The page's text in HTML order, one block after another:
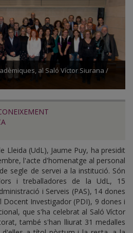
al Saló Víctor Siurana /
Lleida (UdL), Jaume Puy, ha presidit
l'acte d'homenatge al personal
segle de servei a la institució. Són
i treballadores de la UdL, 15
i Serveis (PAS), 14 dones
Docent Investigador (PDI), 9 dones i
que s'ha celebrat al Saló Víctor
també s'han lliurat 31 medalles